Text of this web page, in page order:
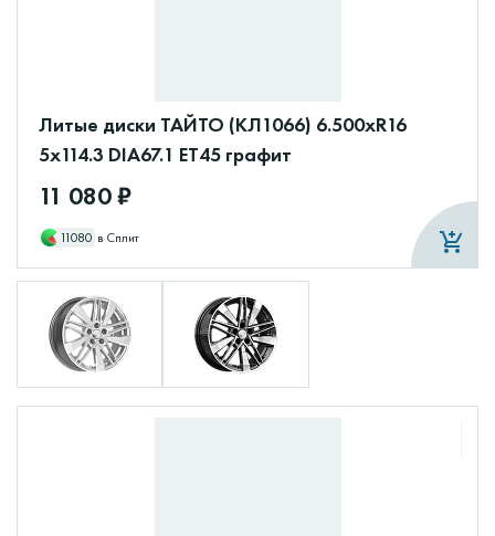
Литые диски ТАЙТО (КЛ1066) 6.500xR16
5x114.3 DIA67.1 ET45 графит
11 080 ₽
11080 в Сплит